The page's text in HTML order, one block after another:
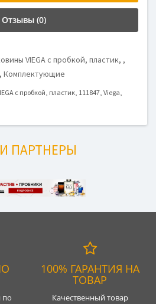
Отзывы (0)
VIEGA с пробкой, пластик, ,
Комплектующие
с пробкой, пластик, 111847, Viega,
ПАРТНЕРЫ
по
100% ГАРАНТИЯ НА
ТОВАР
Качественный товар